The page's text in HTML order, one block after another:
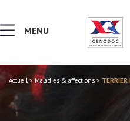
MALADIES
MENU
Accueil>Maladies & affections > TERRIER